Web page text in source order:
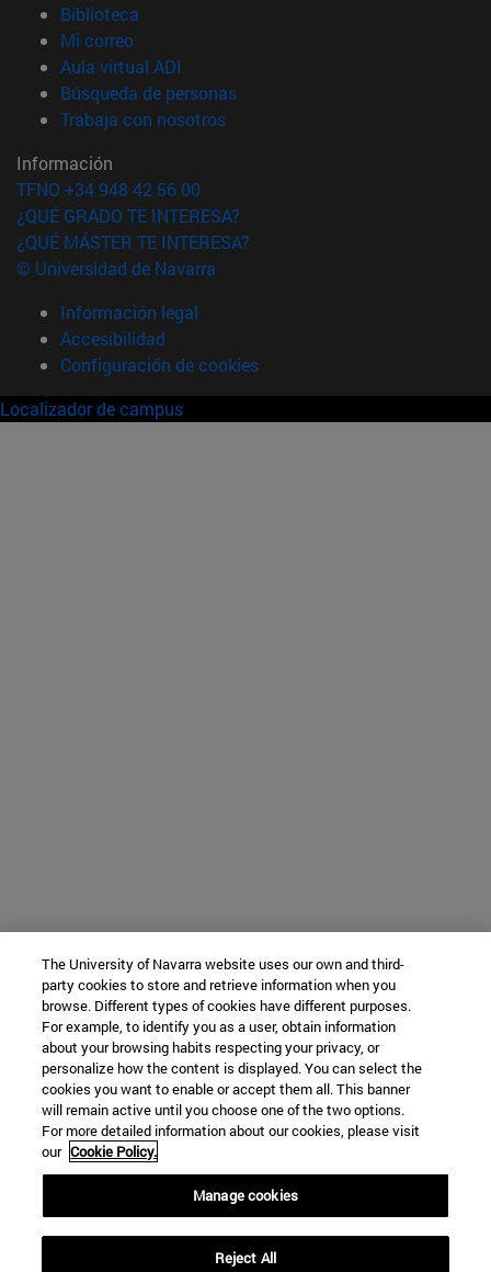
Biblioteca
Mi correo(abre en nueva ventana)
Aula virtual ADI
Búsqueda de personas(abre en nueva ventana)
Trabaja con nosotros(abre en nueva ventana)
Información
TFNO +34 948 42 56 00
¿QUÉ GRADO TE INTERESA?
¿QUÉ MÁSTER TE INTERESA?
© Universidad de Navarra
Información legal
Accesibilidad
Configuración de cookies
Localizador de campus
The University of Navarra website uses our own and third-
party cookies to store and retrieve information when you
browse. Different types of cookies have different purposes.
For example, to identify you as a user, obtain information
about your browsing habits respecting your privacy, or
personalize how the content is displayed. You can select the
cookies you want to enable or accept them all. This banner
will remain active until you choose one of the two options.
For more detailed information about our cookies, please visit
our Cookie Policy.
Manage cookies
Reject All